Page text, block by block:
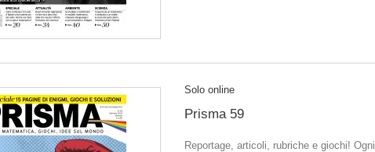
Solo online
Prisma 59
Reportage, articoli, rubriche e giochi! Ogni